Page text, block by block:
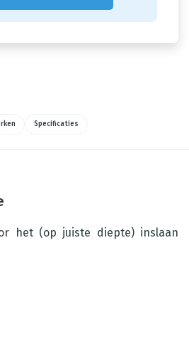
Specificaties
het (op juiste diepte) inslaan